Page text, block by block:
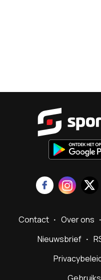
Contact Over ons
Nieuwsbrief